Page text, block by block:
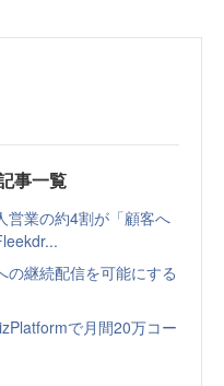
事一覧
営業の約4割が「顧客へ
継続配信を可能にする
で月間20万コー